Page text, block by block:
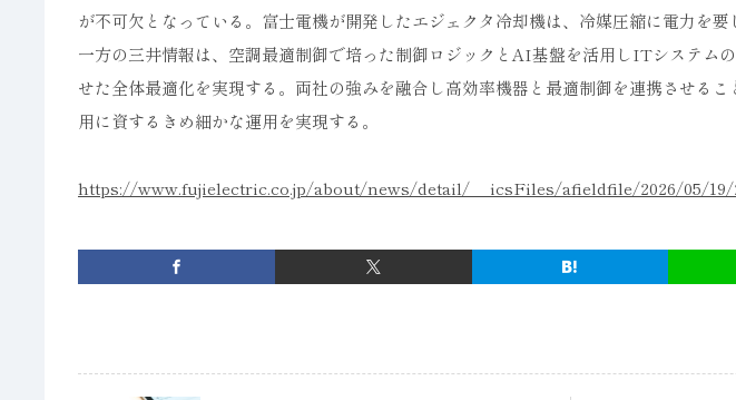
が不可欠となっている。富士電機が開発したエジェクタ冷却機は、冷媒圧縮に電力を要
一方の三井情報は、空調最適制御で培った制御ロジックとAI基盤を活用しITシステム
せた全体最適化を実現する。両社の強みを融合し高効率機器と最適制御を連携させる
用に資するきめ細かな運用を実現する。
https://www.fujielectric.co.jp/about/news/detail/__icsFiles/afieldfile/2026/05/19/